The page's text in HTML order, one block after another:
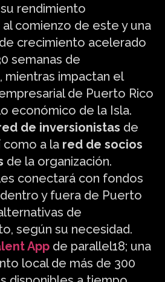
rendimiento
comienzo de este y una
crecimiento acelerado
semanas de
mientras impactan el
de Puerto Rico
económico de la Isla.
de inversionistas de
como a la red de socios
de la organización.
conectará con fondos
y fuera de Puerto
de
según su necesidad.
App de parallel18; una
local de más de 300